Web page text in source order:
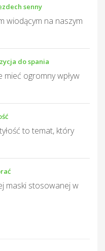
senny
wiodącym na naszym
do spania
mieć ogromny wpływ
to temat, który
maski stosowanej w